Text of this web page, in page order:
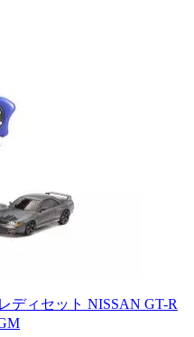
ディセット NISSAN GT-R